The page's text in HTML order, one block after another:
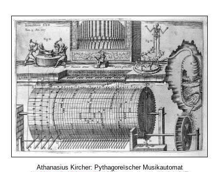
Athanasius Kircher: Pythagoreïscher Musikautomat